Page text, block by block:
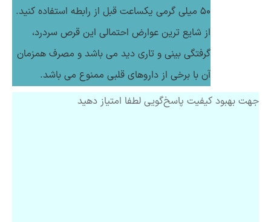
۵۰ میلی گرمی یکساعت قبل از رابطه استفاده کنید.
از شایع ترین عوارض احتمالی این قرص سردرد،
گرفتگی بینی و تاری دید می باشد و مصرف همزمان
آن با برخی از داروهای قلبی ممنوع می باشد.
جهت بهبود کیفیت پاسخ‌گویی لطفا امتیاز دهید